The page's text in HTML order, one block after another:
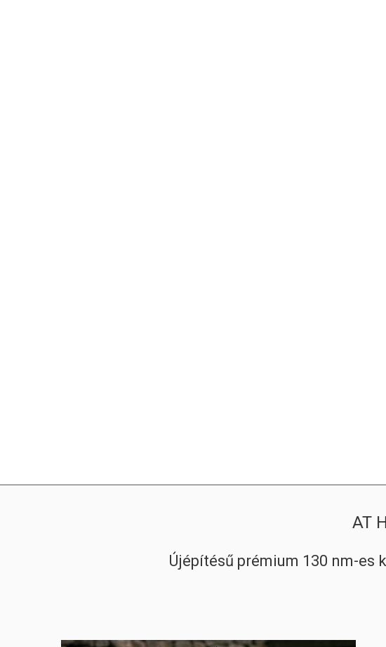
AT
Újépítésű prémium 130 nm-es